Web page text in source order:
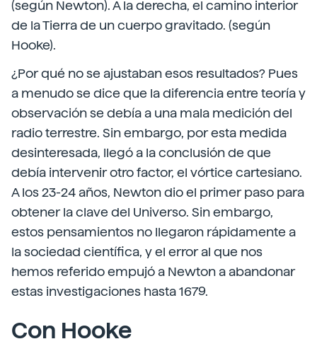
(según Newton). A la derecha, el camino interior
de la Tierra de un cuerpo gravitado. (según
Hooke).
¿Por qué no se ajustaban esos resultados? Pues
a menudo se dice que la diferencia entre teoría y
observación se debía a una mala medición del
radio terrestre. Sin embargo, por esta medida
desinteresada, llegó a la conclusión de que
debía intervenir otro factor, el vórtice cartesiano.
A los 23-24 años, Newton dio el primer paso para
obtener la clave del Universo. Sin embargo,
estos pensamientos no llegaron rápidamente a
la sociedad científica, y el error al que nos
hemos referido empujó a Newton a abandonar
estas investigaciones hasta 1679.
Con Hooke